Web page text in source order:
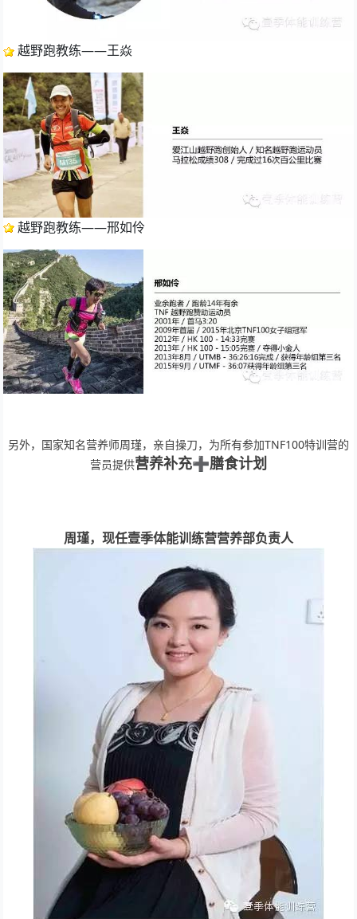
越野跑教练——王焱
越野跑教练——邢如伶
另外，国家知名营养师周瑾，亲自操刀，为所有参加TNF100特训营的
营员提供营养补充➕膳食计划
周瑾，现任壹季体能训练营营养部负责人